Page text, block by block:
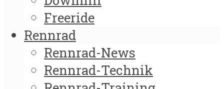
Freeride
Rennrad
Rennrad-News
Rennrad-Technik